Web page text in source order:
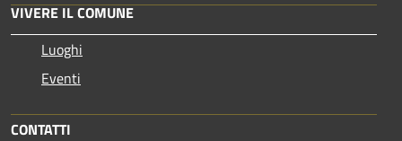
VIVERE IL COMUNE
Luoghi
Eventi
CONTATTI